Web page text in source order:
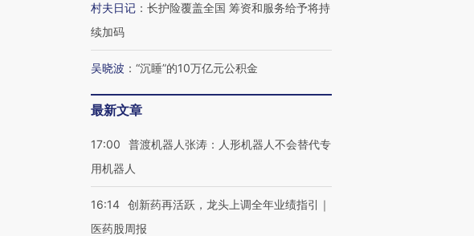
村夫日记 ： 长护险覆盖全国 筹资和服务给予将持
续加码
吴晓波 ： “沉睡”的10万亿元公积金
最新文章
17:00
普渡机器人张涛：人形机器人不会替代专
用机器人
16:14 创新药再活跃，龙头上调全年业绩指引｜
医药股周报